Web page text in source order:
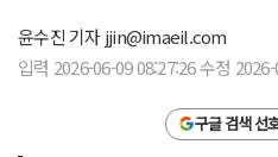
윤수진 기자jjin@imaeil.com
입력 2026-06-09 08:27:26 수정
구글 검색 선